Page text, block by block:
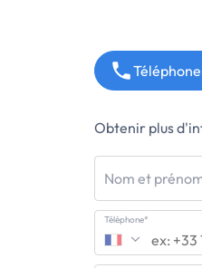
Obtenir plus
Nom et
Téléphone*